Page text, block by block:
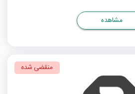
مشاهده
منقضی شده